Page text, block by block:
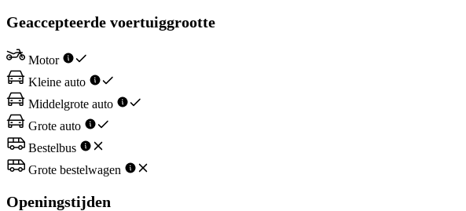
Geaccepteerde voertuiggrootte
Motor
Kleine auto
Middelgrote auto
Grote auto
Bestelbus
Grote bestelwagen
Openingstijden